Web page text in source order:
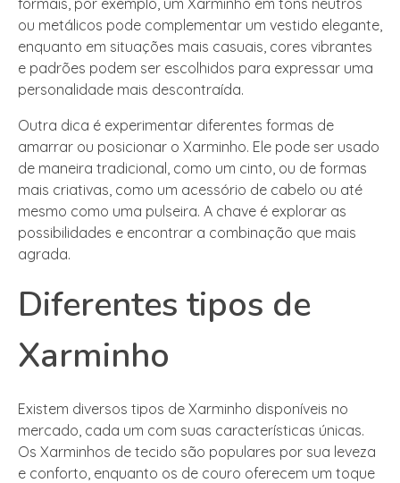
ou metálicos pode complementar um vestido elegante,
enquanto em situações mais casuais, cores vibrantes
e padrões podem ser escolhidos para expressar uma
personalidade mais descontraída.
Outra dica é experimentar diferentes formas de
amarrar ou posicionar o Xarminho. Ele pode ser usado
de maneira tradicional, como um cinto, ou de formas
mais criativas, como um acessório de cabelo ou até
mesmo como uma pulseira. A chave é explorar as
possibilidades e encontrar a combinação que mais
agrada.
Diferentes tipos de
Xarminho
Existem diversos tipos de Xarminho disponíveis no
mercado, cada um com suas características únicas.
Os Xarminhos de tecido são populares por sua leveza
e conforto, enquanto os de couro oferecem um toque